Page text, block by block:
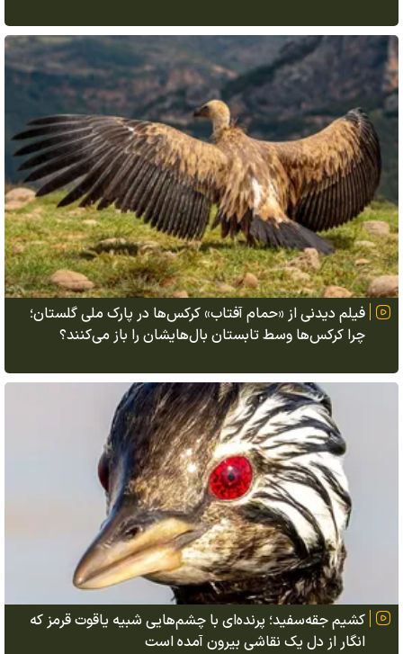
فیلم دیدنی از «حمام آفتاب» کرکس‌ها در پارک ملی گلستان؛
چرا کرکس‌ها وسط تابستان بال‌هایشان را باز می‌کنند؟
کشیم جقه‌سفید؛ پرنده‌ای با چشم‌هایی شبیه یاقوت قرمز که
انگار از دل یک نقاشی بیرون آمده است